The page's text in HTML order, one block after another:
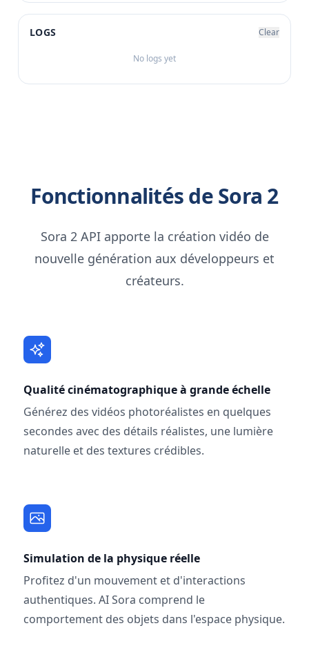
LOGS Clear
No logs yet
Fonctionnalités de Sora 2
Sora 2 API apporte la création vidéo de
nouvelle génération aux développeurs et
créateurs.
Qualité cinématographique à grande échelle
Générez des vidéos photoréalistes en quelques
secondes avec des détails réalistes, une lumière
naturelle et des textures crédibles.
Simulation de la physique réelle
Profitez d'un mouvement et d'interactions
authentiques. AI Sora comprend le
comportement des objets dans l'espace physique.